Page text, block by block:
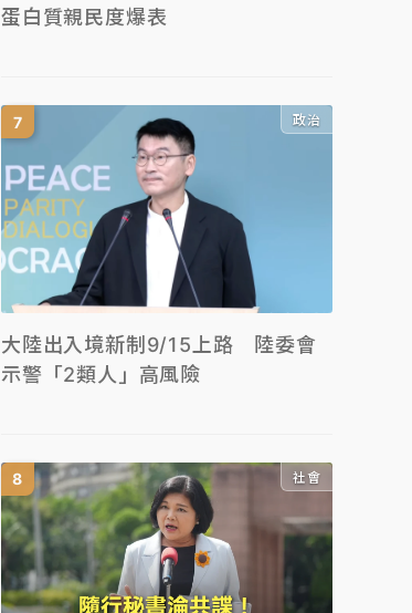
蛋白質親民度爆表
政治
大陸出入境新制9/15上路 陸委會
示警「2類人」高風險
社會